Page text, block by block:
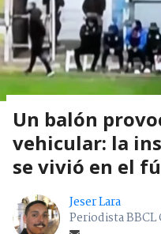
Un balón
vehicular: la
se vivió en el
Jeser Lara
Periodista